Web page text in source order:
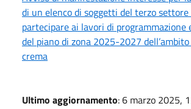
di un elenco di soggetti del terzo
partecipare ai lavori di programmazione
del piano di zona 2025-2027
crema
Ultimo aggiornamento: 6 marzo 2025,